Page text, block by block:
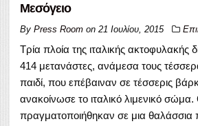
Μεσόγειο
By Press Room on 21 Ιουλίου, 2015
Τρία πλοία της ιταλικής ακτοφυλακής
414 μετανάστες, ανάμεσα τους
παιδί, που επέβαιναν σε τέσσερις
ανακοίνωσε το ιταλικό λιμενικό σώμα.
πραγματοποιήθηκαν σε μια θαλάσσια